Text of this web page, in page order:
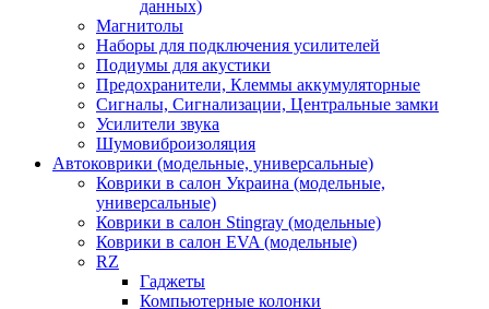
данных)
Магнитолы
Наборы для подключения усилителей
Подиумы для акустики
Предохранители, Клеммы аккумуляторные
Сигналы, Сигнализации, Центральные замки
Усилители звука
Шумовиброизоляция
Автоковрики (модельные, универсальные)
Коврики в салон Украина (модельные,
универсальные)
Коврики в салон Stingray (модельные)
Коврики в салон EVA (модельные)
RZ
Гаджеты
Компьютерные колонки